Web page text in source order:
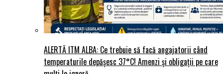
ALERTĂ ITM ALBA: Ce trebuie să facă angajatorii când
temperaturile depășesc 37°C! Amenzi și obligații pe care